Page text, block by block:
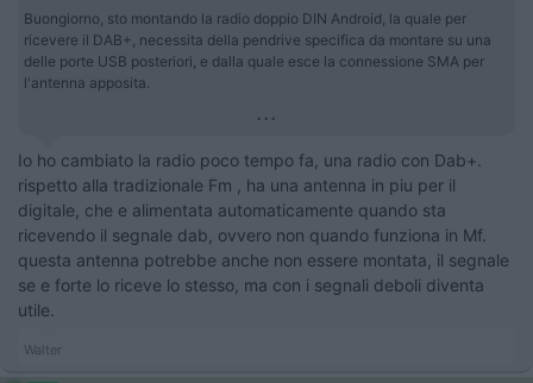
Buongiorno, sto montando la radio doppio DIN Android, la quale per
ricevere il DAB+, necessita della pendrive specifica da montare su una
delle porte USB posteriori, e dalla quale esce la connessione SMA per
l'antenna apposita.
...
Io ho cambiato la radio poco tempo fa, una radio con Dab+.
rispetto alla tradizionale Fm , ha una antenna in piu per il
digitale, che e alimentata automaticamente quando sta
ricevendo il segnale dab, ovvero non quando funziona in Mf.
questa antenna potrebbe anche non essere montata, il segnale
se e forte lo riceve lo stesso, ma con i segnali deboli diventa
utile.
Walter